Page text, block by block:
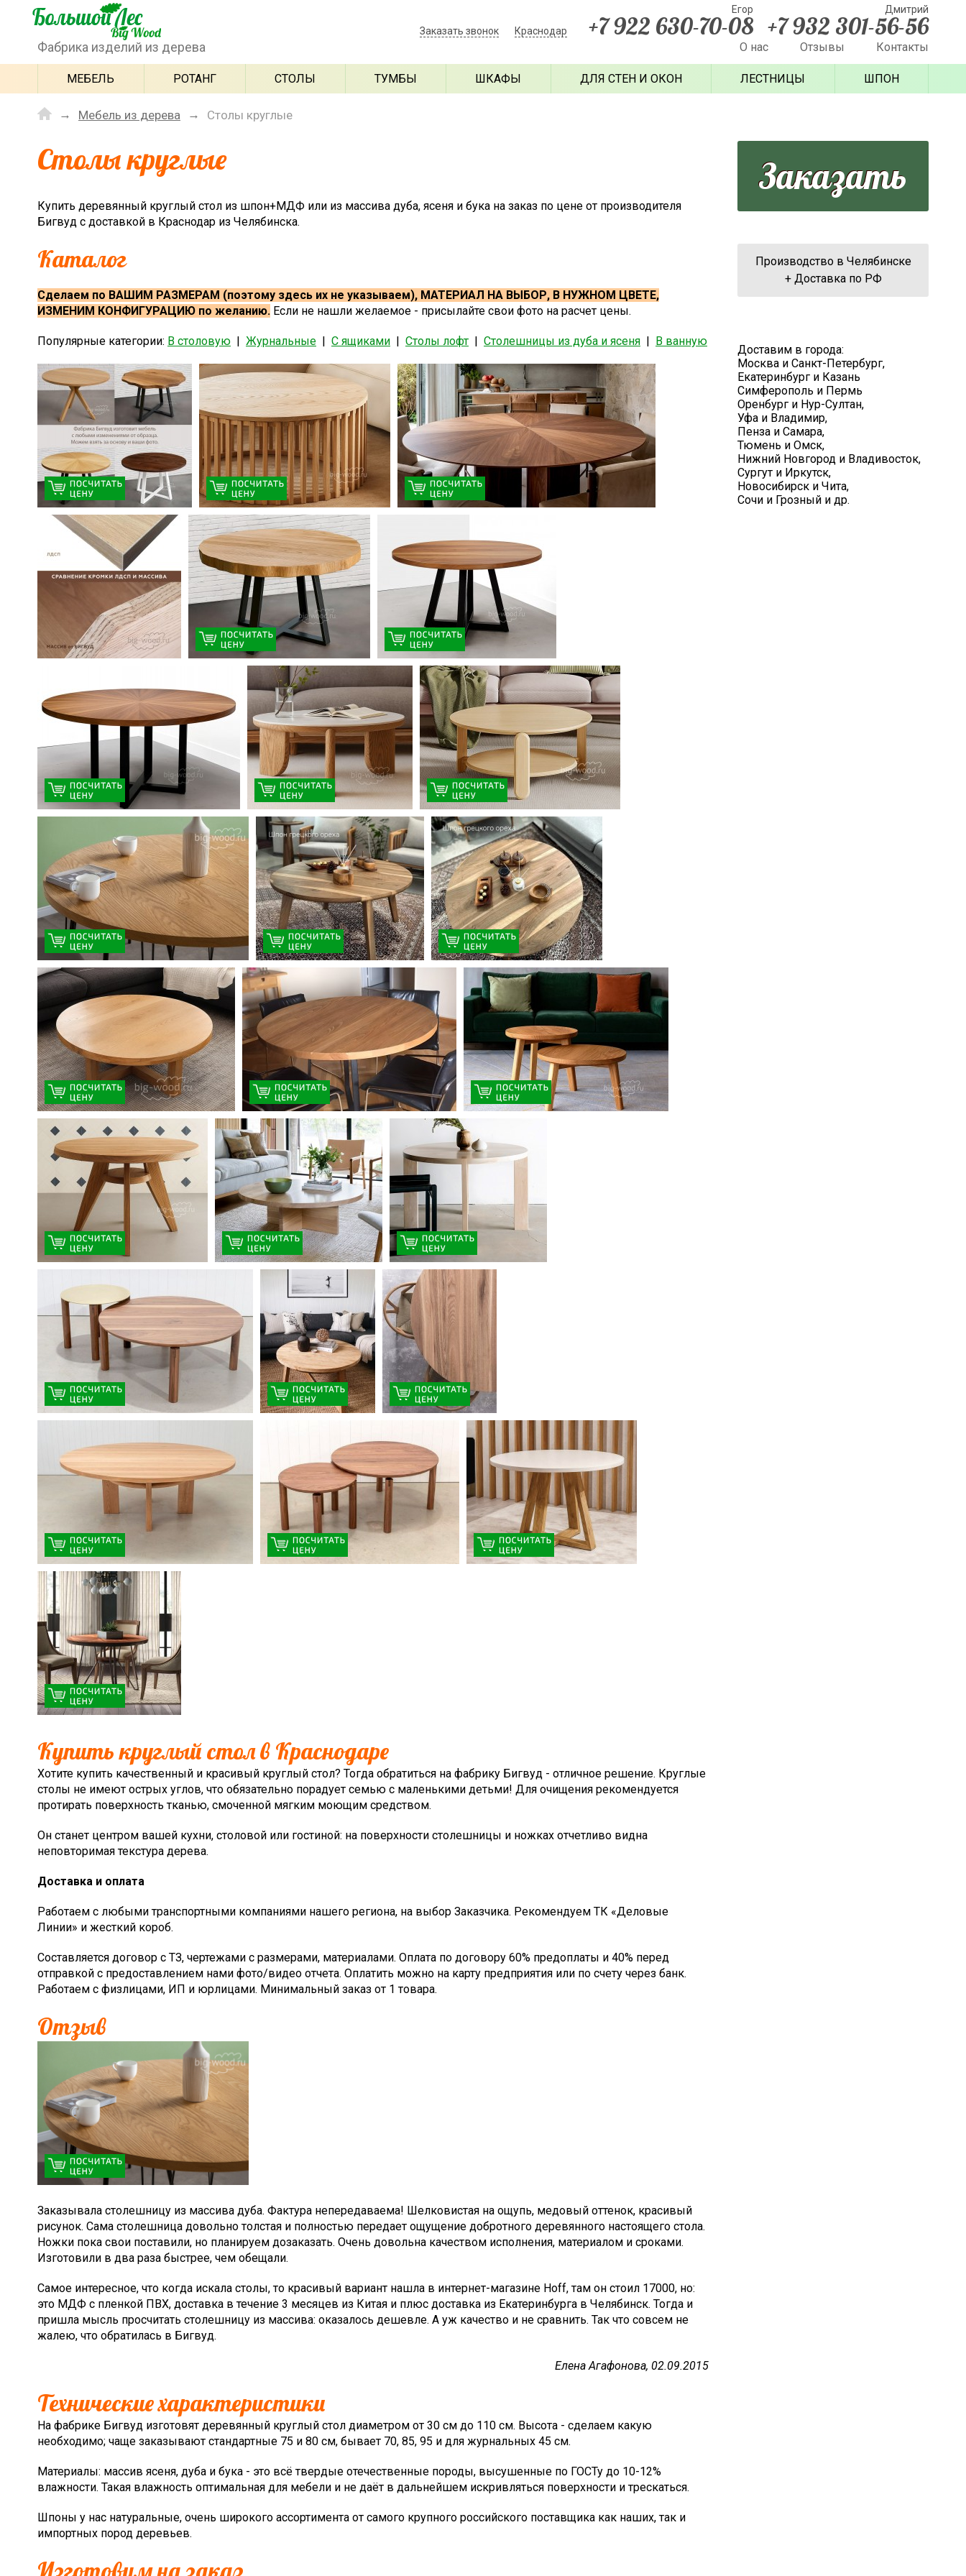
Фабрика изделий из дерева
Заказать звонок Краснодар
Егор
+7 922 630-70-08
Дмитрий
+7 932 301-56-56
О нас Отзывы Контакты
МЕБЕЛЬ РОТАНГ СТОЛЫ ТУМБЫ ШКАФЫ ДЛЯ СТЕН И ОКОН ЛЕСТНИЦЫ ШПОН
Мебель из дерева Столы круглые
Столы круглые
Купить деревянный круглый стол из шпон+МДФ или из массива дуба, ясеня и бука на заказ по цене от производителя
Бигвуд с доставкой в Краснодар из Челябинска.
Каталог
Сделаем по ВАШИМ РАЗМЕРАМ (поэтому здесь их не указываем), МАТЕРИАЛ НА ВЫБОР, В НУЖНОМ ЦВЕТЕ,
ИЗМЕНИМ КОНФИГУРАЦИЮ по желанию. Если не нашли желаемое - присылайте свои фото на расчет цены.
Популярные категории: В столовую | Журнальные | С ящиками | Столы лофт | Столешницы из дуба и ясеня | В ванную
Купить круглый стол в Краснодаре
Хотите купить качественный и красивый круглый стол? Тогда обратиться на фабрику Бигвуд - отличное решение. Круглые
столы не имеют острых углов, что обязательно порадует семью с маленькими детьми! Для очищения рекомендуется
протирать поверхность тканью, смоченной мягким моющим средством.
Он станет центром вашей кухни, столовой или гостиной: на поверхности столешницы и ножках отчетливо видна
неповторимая текстура дерева.
Доставка и оплата
Работаем с любыми транспортными компаниями нашего региона, на выбор Заказчика. Рекомендуем ТК «Деловые
Линии» и жесткий короб.
Составляется договор с ТЗ, чертежами с размерами, материалами. Оплата по договору 60% предоплаты и 40% перед
отправкой с предоставлением нами фото/видео отчета. Оплатить можно на карту предприятия или по счету через банк.
Работаем с физлицами, ИП и юрлицами. Минимальный заказ от 1 товара.
Отзыв
Заказывала столешницу из массива дуба. Фактура непередаваема! Шелковистая на ощупь, медовый оттенок, красивый
рисунок. Сама столешница довольно толстая и полностью передает ощущение добротного деревянного настоящего стола.
Ножки пока свои поставили, но планируем дозаказать. Очень довольна качеством исполнения, материалом и сроками.
Изготовили в два раза быстрее, чем обещали.
Самое интересное, что когда искала столы, то красивый вариант нашла в интернет-магазине Hoff, там он стоил 17000, но:
это МДФ с пленкой ПВХ, доставка в течение 3 месяцев из Китая и плюс доставка из Екатеринбурга в Челябинск. Тогда и
пришла мысль просчитать столешницу из массива: оказалось дешевле. А уж качество и не сравнить. Так что совсем не
жалею, что обратилась в Бигвуд.
Елена Агафонова, 02.09.2015
Технические характеристики
На фабрике Бигвуд изготовят деревянный круглый стол диаметром от 30 см до 110 см. Высота - сделаем какую
необходимо; чаще заказывают стандартные 75 и 80 см, бывает 70, 85, 95 и для журнальных 45 см.
Материалы: массив ясеня, дуба и бука - это всё твердые отечественные породы, высушенные по ГОСТу до 10-12%
влажности. Такая влажность оптимальная для мебели и не даёт в дальнейшем искривляться поверхности и трескаться.
Шпоны у нас натуральные, очень широкого ассортимента от самого крупного российского поставщика как наших, так и
импортных пород деревьев.
Изготовим на заказ
Заказать
Производство в Челябинске
+ Доставка по РФ
Доставим в города:
Москва и Санкт-Петербург,
Екатеринбург и Казань
Симферополь и Пермь
Оренбург и Нур-Султан,
Уфа и Владимир,
Пенза и Самара,
Тюмень и Омск,
Нижний Новгород и Владивосток,
Сургут и Иркутск,
Новосибирск и Чита,
Сочи и Грозный и др.